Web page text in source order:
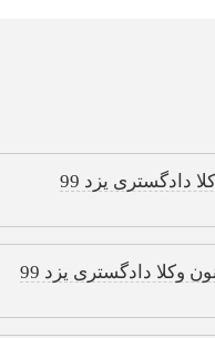
دادگستری یزد 99
وکلا دادگستری یزد 99